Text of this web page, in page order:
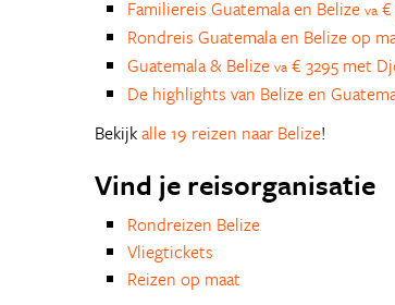
Familiereis Guatemala en Belize va
Rondreis Guatemala en Belize op
Guatemala & Belize va € 3295 met
De highlights van Belize en
Bekijkalle 19 reizen naar Belize!
Vind je reisorganisatie
Rondreizen Belize
Vliegtickets
Reizen op maat